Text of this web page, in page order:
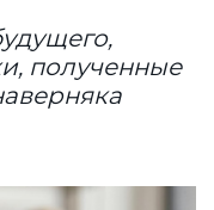
полученные